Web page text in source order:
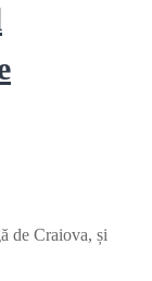
de Craiova, și